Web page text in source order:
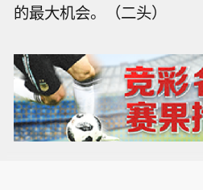
的最大机会。（二头）